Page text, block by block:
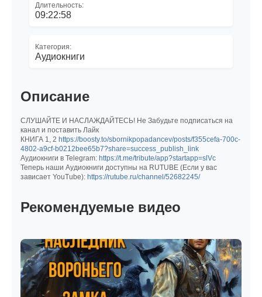
Длительность:
09:22:58
Категория:
Аудиокниги
Описание
СЛУШАЙТЕ И НАСЛАЖДАЙТЕСЬ! Не Забудьте подписаться на
канал и поставить Лайк
КНИГА 1, 2 https://boosty.to/sbornikpopadancev/posts/f355cefa-700c-
4802-a9cf-b0212bee65b7?share=success_publish_link
Аудиокниги в Telegram: https://t.me/tribute/app?startapp=slVc
Теперь наши Аудиокниги доступны на RUTUBE (Если у вас
зависает YouTube): https://rutube.ru/channel/52682245/
Рекомендуемые видео